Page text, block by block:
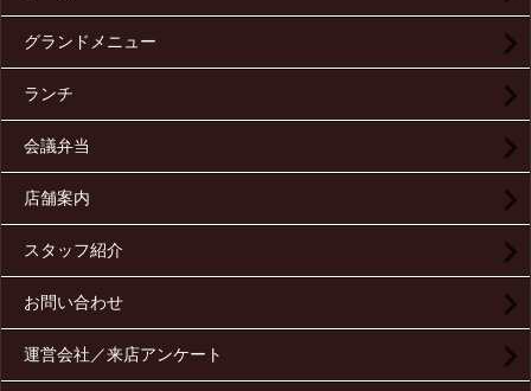
グランドメニュー
ランチ
会議弁当
店舗案内
スタッフ紹介
お問い合わせ
運営会社／来店アンケート